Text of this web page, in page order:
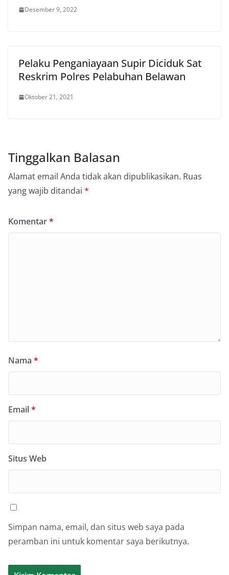
Desember 9, 2022
Pelaku Penganiayaan Supir Diciduk Sat
Reskrim Polres Pelabuhan Belawan
Oktober 21, 2021
Tinggalkan Balasan
Alamat email Anda tidak akan dipublikasikan. Ruas
yang wajib ditandai *
Komentar*
Nama *
Email*
Situs Web
Simpan nama, email, dan situs web saya pada
peramban ini untuk komentar saya berikutnya.